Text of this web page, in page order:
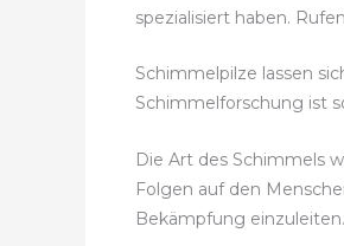
spezialisiert haben.
Schimmelpilze lassen
Schimmelforschung ist
Die Art des Schimmels
Folgen auf den
Bekämpfung